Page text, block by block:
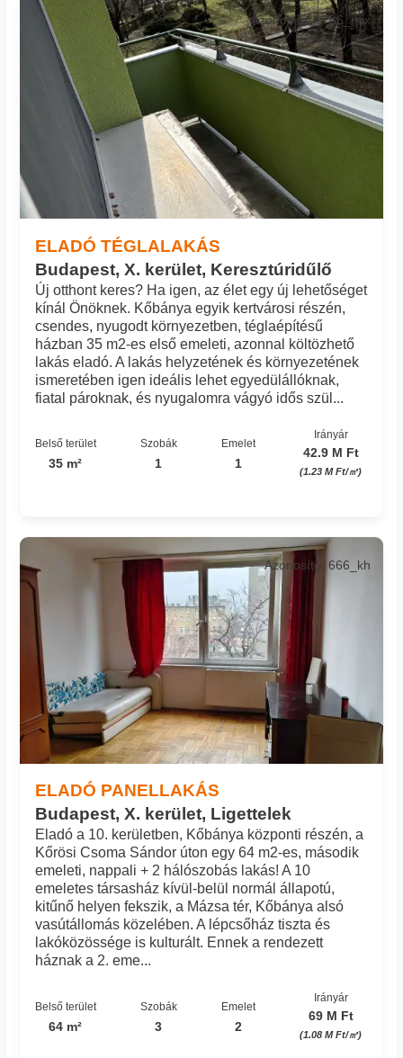
ELADÓ TÉGLALAKÁS
Budapest, X. kerület, Keresztúridűlő
Azonosító: 1786_mix
Új otthont keres? Ha igen, az élet egy új lehetőséget
kínál Önöknek. Kőbánya egyik kertvárosi részén,
csendes, nyugodt környezetben, téglaépítésű
házban 35 m2-es első emeleti, azonnal költözhető
lakás eladó. A lakás helyzetének és környezetének
ismeretében igen ideális lehet egyedülállóknak,
fiatal pároknak, és nyugalomra vágyó idős szül...
Belső terület
35 m²
Szobák
1
Emelet
1
Irányár
42.9 M Ft
(1.23 M Ft/㎡)
ELADÓ PANELLAKÁS
Budapest, X. kerület, Ligettelek
Azonosító: 666_kh
Eladó a 10. kerületben, Kőbánya központi részén, a
Kőrösi Csoma Sándor úton egy 64 m2-es, második
emeleti, nappali + 2 hálószobás lakás! A 10
emeletes társasház kívül-belül normál állapotú,
kitűnő helyen fekszik, a Mázsa tér, Kőbánya alsó
vasútállomás közelében. A lépcsőház tiszta és
lakóközössége is kulturált. Ennek a rendezett
háznak a 2. eme...
Belső terület
64 m²
Szobák
3
Emelet
2
Irányár
69 M Ft
(1.08 M Ft/㎡)